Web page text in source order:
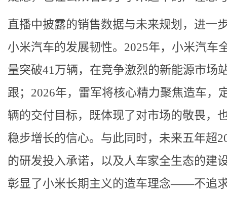
直播中披露的销售数据与未来规划，进一
小米汽车的发展韧性。2025年，小米汽车
量突破41万辆，在竞争激烈的新能源市场
跟；2026年，雷军将核心精力聚焦造车，
辆的交付目标，既体现了对市场的敬畏，
稳步增长的信心。与此同时，未来五年超
的研发投入承诺，以及人车家全生态的建
彰显了小米长期主义的造车理念——不追